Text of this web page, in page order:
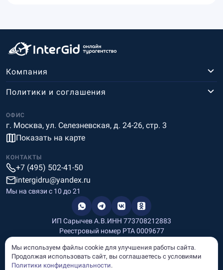
Компания
ОФИС
г. Москва, ул. Селезневская, д. 24-26, стр. 3
Показать на карте
Политики и соглашения
КОНТАКТЫ
+7 (495) 502-41-50
intergidru@yandex.ru
Мы на связи c 10 до 21
ИП Сарычев А.В.ИНН 773708212883
Реестровый номер РТА 0009677
Информация, размещённая на сайте, носит информационный
характер и не является рекламой и публичной офертой.
Мы используем файлы cookie для улучшения работы сайта.
Продолжая использовать сайт, вы соглашаетесь с условиями
Политики конфиденциальности.